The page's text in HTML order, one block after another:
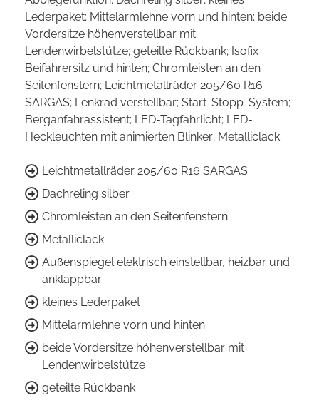
Lederpaket; Mittelarmlehne vorn und hinten; beide
Vordersitze höhenverstellbar mit
Lendenwirbelstütze; geteilte Rückbank; Isofix
Beifahrersitz und hinten; Chromleisten an den
Seitenfenstern; Leichtmetallräder 205/60 R16
SARGAS; Lenkrad verstellbar; Start-Stopp-System;
Berganfahrassistent; LED-Tagfahrlicht; LED-
Heckleuchten mit animierten Blinker; Metalliclack
Leichtmetallräder 205/60 R16 SARGAS
Dachreling silber
Chromleisten an den Seitenfenstern
Metalliclack
Außenspiegel elektrisch einstellbar, heizbar und
anklappbar
kleines Lederpaket
Mittelarmlehne vorn und hinten
beide Vordersitze höhenverstellbar mit
Lendenwirbelstütze
geteilte Rückbank